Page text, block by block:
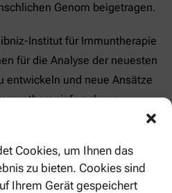
Cookies, um Ihnen das
zu bieten. Cookies sind
Ihrem Gerät gespeichert
Genom beigetragen.
Institut für Immuntherapie
für die Analyse der neuesten
entwickeln und neue Ansätze